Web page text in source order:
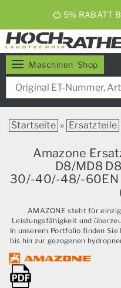
5% RABATT
Maschinen Shop
Startseite » Ersatzteile
Amazone
D8/MD8
30/-40/-48/-60EN
AMAZONE steht für
Leistungsfähigkeit und
In unserem Portfolio finden
bis hin zur gezogenen